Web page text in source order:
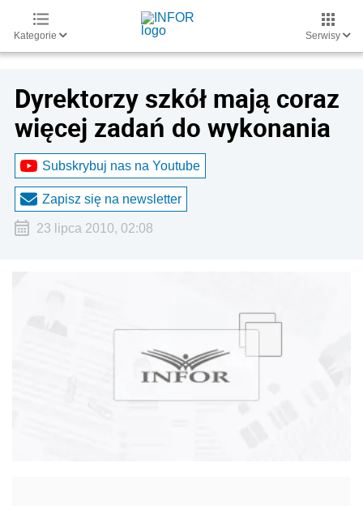
Kategorie Serwisy
Dyrektorzy szkół mają coraz
więcej zadań do wykonania
Subskrybuj nas na Youtube
Zapisz się na newsletter
23 lipca 2010, 02:08